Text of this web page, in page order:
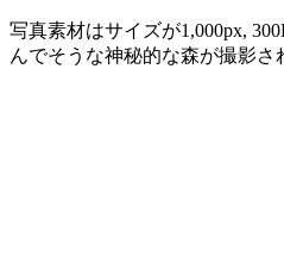
写真素材はサイズが1,000px,
んでそうな神秘的な森が撮影さ